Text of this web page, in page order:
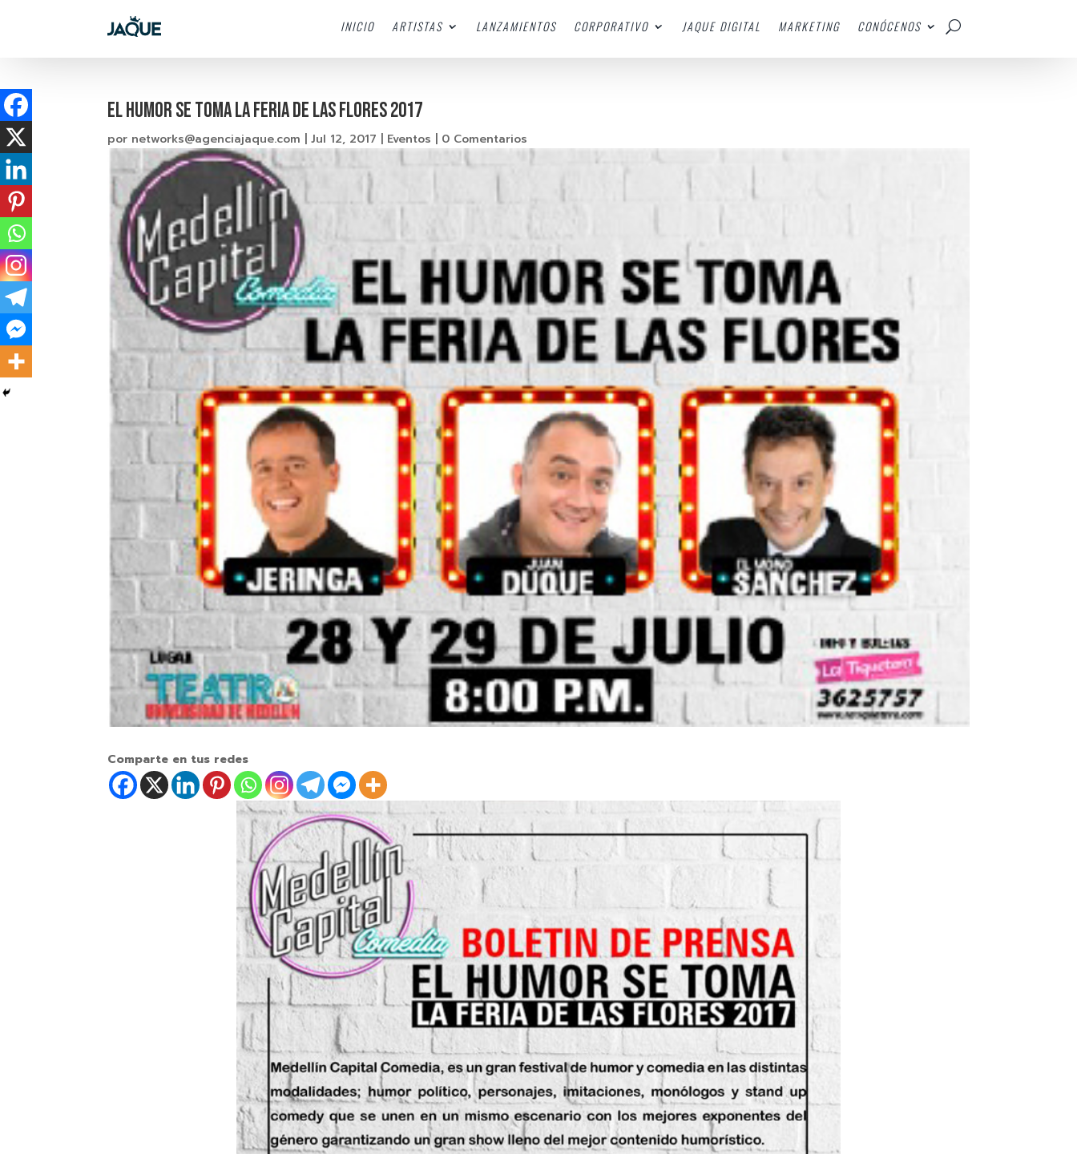
INICIO ARTISTAS LANZAMIENTOS CORPORATIVO JAQUE DIGITAL MARKETING CONÓCENOS
EL HUMOR SE TOMA LA FERIA DE LAS FLORES 2017
por networks@agenciajaque.com |Jul 12, 2017 | Eventos | 0 Comentarios
Comparte en tus redes